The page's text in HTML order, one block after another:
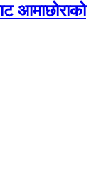
आमाछोराको